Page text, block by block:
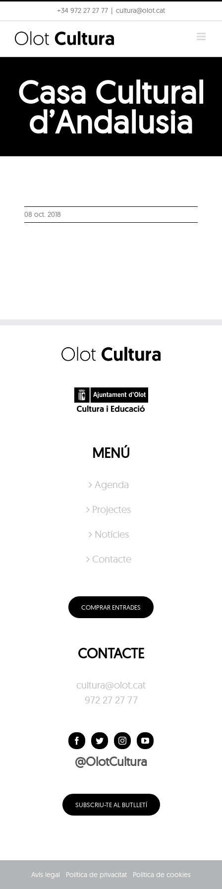
to
content
+34 972 27 27 77 cultura@olot.cat
Casa Cultural
d’Andalusia
08 oct. 2018
MENÚ
Agenda
Projectes
Notícies
Contacte
COMPRAR ENTRADES
CONTACTE
cultura@olot.cat
972 27 27 77
@OlotCultura
SUBSCRIU-TE AL BUTLLETÍ
Avís legal Política de privacitat Política de cookies